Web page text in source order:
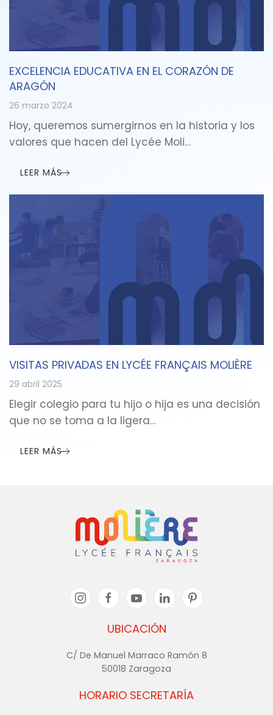
EXCELENCIA EDUCATIVA EN EL CORAZÓN DE
ARAGÓN
26 marzo 2024
Hoy, queremos sumergirnos en la historia y los
valores que hacen del Lycée Moli…
LEER MÁS
VISITAS PRIVADAS EN LYCÉE FRANÇAIS MOLIÈRE
29 abril 2025
Elegir colegio para tu hijo o hija es una decisión
que no se toma a la ligera…
LEER MÁS
UBICACIÓN
C/ De Manuel Marraco Ramón 8
50018 Zaragoza
HORARIO SECRETARÍA